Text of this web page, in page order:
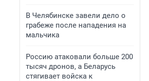
В Челябинске завели дело о
грабеже после нападения на
мальчика
Россию атаковали больше 200
тысяч дронов, а Беларусь
стягивает войска к